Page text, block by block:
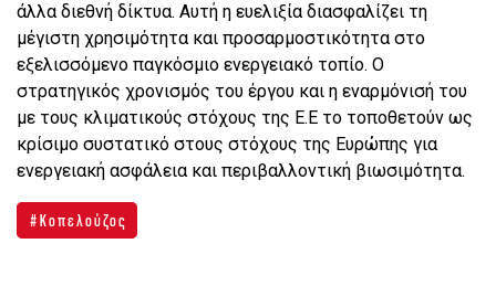
άλλα διεθνή δίκτυα. Αυτή η ευελιξία διασφαλίζει τη
μέγιστη χρησιμότητα και προσαρμοστικότητα στο
εξελισσόμενο παγκόσμιο ενεργειακό τοπίο. Ο
στρατηγικός χρονισμός του έργου και η εναρμόνισή του
με τους κλιματικούς στόχους της Ε.Ε το τοποθετούν ως
κρίσιμο συστατικό στους στόχους της Ευρώπης για
ενεργειακή ασφάλεια και περιβαλλοντική βιωσιμότητα.
Κοπελούζος